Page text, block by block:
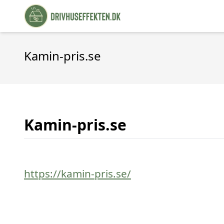
Kamin-pris.se
Kamin-pris.se
https://kamin-pris.se/